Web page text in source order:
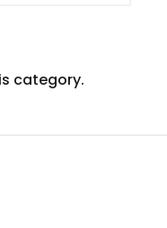
category.